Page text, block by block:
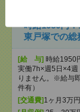
時給1950円
東戸塚での総
[給 与] 時給1950
実働7h×週5日×4
りません。※給与
件有）
[交通費] 1ヶ月3万